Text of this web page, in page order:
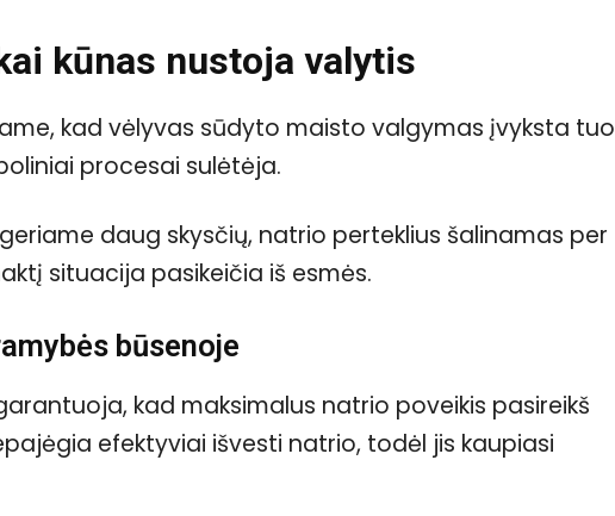
kūnas nustoja valytis
kad vėlyvas sūdyto maisto valgymas įvyksta tuo
procesai sulėtėja.
daug skysčių, natrio perteklius šalinamas per
situacija pasikeičia iš esmės.
būsenoje
kad maksimalus natrio poveikis pasireikš
efektyviai išvesti natrio, todėl jis kaupiasi